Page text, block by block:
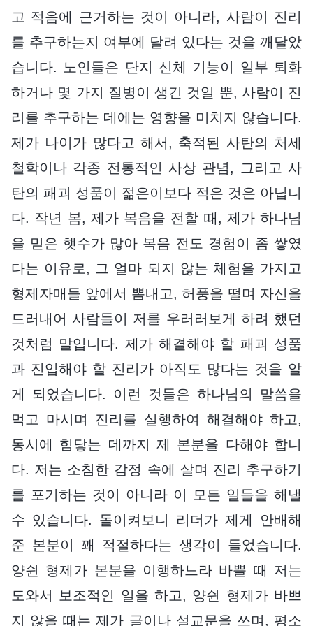
고 적음에 근거하는 것이 아니라, 사람이 진리
를 추구하는지 여부에 달려 있다는 것을 깨달았
습니다. 노인들은 단지 신체 기능이 일부 퇴화
하거나 몇 가지 질병이 생긴 것일 뿐, 사람이 진
리를 추구하는 데에는 영향을 미치지 않습니다.
제가 나이가 많다고 해서, 축적된 사탄의 처세
철학이나 각종 전통적인 사상 관념, 그리고 사
탄의 패괴 성품이 젊은이보다 적은 것은 아닙니
다. 작년 봄, 제가 복음을 전할 때, 제가 하나님
을 믿은 햇수가 많아 복음 전도 경험이 좀 쌓였
다는 이유로, 그 얼마 되지 않는 체험을 가지고
형제자매들 앞에서 뽐내고, 허풍을 떨며 자신을
드러내어 사람들이 저를 우러러보게 하려 했던
것처럼 말입니다. 제가 해결해야 할 패괴 성품
과 진입해야 할 진리가 아직도 많다는 것을 알
게 되었습니다. 이런 것들은 하나님의 말씀을
먹고 마시며 진리를 실행하여 해결해야 하고,
동시에 힘닿는 데까지 제 본분을 다해야 합니
다. 저는 소침한 감정 속에 살며 진리 추구하기
를 포기하는 것이 아니라 이 모든 일들을 해낼
수 있습니다. 돌이켜보니 리더가 제게 안배해
준 본분이 꽤 적절하다는 생각이 들었습니다.
양쉰 형제가 본분을 이행하느라 바쁠 때 저는
도와서 보조적인 일을 하고, 양쉰 형제가 바쁘
지 않을 때는 제가 글이나 설교문을 쓰며, 평소